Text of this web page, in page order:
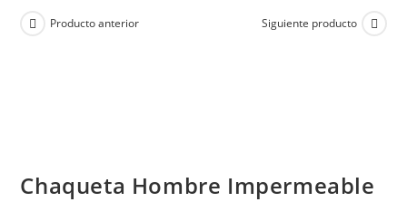
Producto anterior Siguiente producto
Chaqueta Hombre Impermeable